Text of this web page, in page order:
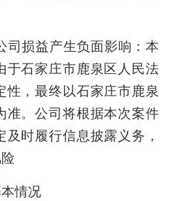
损益产生负面影响：本
于石家庄市鹿泉区人民法
性，最终以石家庄市鹿泉
准。公司将根据本次案件
时履行信息披露义务，
情况